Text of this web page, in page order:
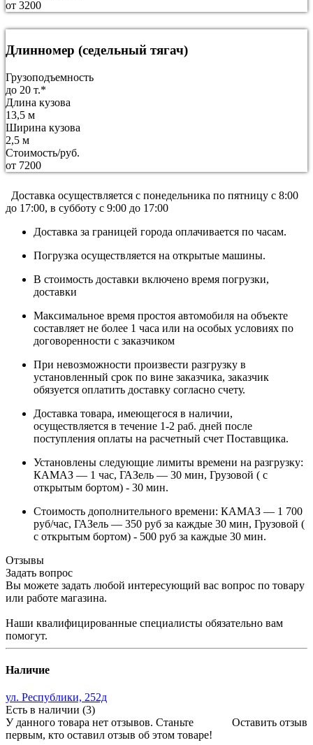
от 3200
Длинномер (седельный тягач)
Грузоподъемность
до 20 т.*
Длина кузова
13,5 м
Ширина кузова
2,5 м
Стоимость/руб.
от 7200
Доставка осуществляется c понедельника по пятницу с 8:00
до 17:00, в субботу с 9:00 до 17:00
Доставка за границей города оплачивается по часам.
Погрузка осуществляется на открытые машины.
В стоимость доставки включено время погрузки,
доставки
Максимальное время простоя автомобиля на объекте
составляет не более 1 часа или на особых условиях по
договоренности с заказчиком
При невозможности произвести разгрузку в
установленный срок по вине заказчика, заказчик
обязуется оплатить доставку согласно счету.
Доставка товара, имеющегося в наличии,
осуществляется в течение 1-2 раб. дней после
поступления оплаты на расчетный счет Поставщика.
Установлены следующие лимиты времени на разгрузку:
КАМАЗ — 1 час, ГАЗель — 30 мин, Грузовой ( с
открытым бортом) - 30 мин.
Стоимость дополнительного времени: КАМАЗ — 1 700
руб/час, ГАЗель — 350 руб за каждые 30 мин, Грузовой (
с открытым бортом) - 500 руб за каждые 30 мин.
Отзывы
Задать вопрос
Вы можете задать любой интересующий вас вопрос по товару
или работе магазина.
Наши квалифицированные специалисты обязательно вам
помогут.
Наличие
ул. Республики, 252д
Есть в наличии (3)
Оставить отзыв
У данного товара нет отзывов. Станьте
первым, кто оставил отзыв об этом товаре!